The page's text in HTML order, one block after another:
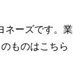
ネーズです。業
ものはこちら